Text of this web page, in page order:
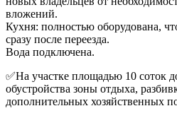
вложений.
Кухня: полностью оборудована,
сразу после переезда.
Вода подключена.
✅На участке площадью 10 соток
обустройства зоны отдыха,
дополнительных хозяйственных